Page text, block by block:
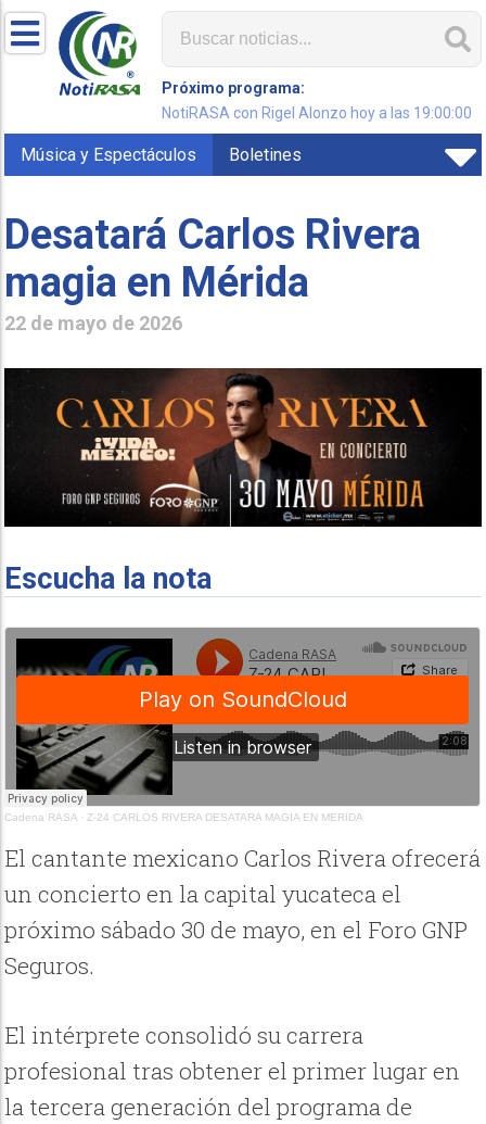
Próximo programa:
NotiRASA con Rigel Alonzo hoy a las 19:00:00
Música y Espectáculos Boletines
Desatará Carlos Rivera
magia en Mérida
22 de mayo de 2026
Escucha la nota
Cadena RASA ·Z-24 CARLOS RIVERA DESATARA MAGIA EN MERIDA
El cantante mexicano Carlos Rivera ofrecerá
un concierto en la capital yucateca el
próximo sábado 30 de mayo, en el Foro GNP
Seguros.
El intérprete consolidó su carrera
profesional tras obtener el primer lugar en
la tercera generación del programa de